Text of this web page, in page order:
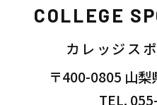
COLLEGE
カレッジス
〒400-0805 山
TEL.